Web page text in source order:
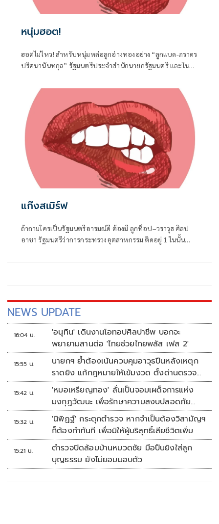
หนุ่มฮอต!
ฮอตไม่ไหว! สำหรับหนุ่มหล่อลูกอ่างทองอย่าง “ลูกแบด-ภราดร
ปริศนานันทกุล” รัฐมนตรีประจำสำนักนายกรัฐมนตรี และใน
รอบวันคล้ายวันเกิด 77 ปี ของนายประภัตร โพธสุธน
สส.สุพรรณบุรี จากค่ายเดียวกันที่จังหวัดสุพรรณบุรี เมื่อวันที่ 1
สิงหาคมที่ผ่านมา
แก๊งสเมิร์ฟ
ถ้าถามใครเป็นรัฐมนตรีอารมณ์ดี ต้องมี ลูกท็อป–วราวุธ ศิลป
อาชา รัฐมนตรีว่าการกระทรวงอุตสาหกรรม ติดอยู่ 1 ในนั้น
NEWS UPDATE
16:04 น.
'อนุทิน' เดินงานโอทอปศิลปาชีพ บอกจะ
พยายามสานต่อ 'ไทยช่วยไทยพลัส เฟส 2'
15:55 น.
นายกฯ ย้ำต้องเน้นควบคุมอาวุธปืนหลังเหตุก
ราดยิง แก้กฎหมายให้เข้มงวด ตั้งด่านตรวจ
เพิ่ม
15:42 น.
'หมอเหรียญทอง' ลั่นเป็นจอมเผด็จการแห่ง
มงกุฎวัฒนะ เพื่อรักษาความสงบปลอดภัย
ภายในรพ.
15:32 น.
'นิพิฏฐ์' กระตุกตำรวจ หากจำเป็นต้องวิสามัญฯ
ก็ต้องทำทันที เพื่อมิให้ผู้บริสุทธิ์เสียชีวิตเพิ่ม
15:21 น.
ตำรวจปิดล้อมบ้านหมวดชัย มือปืนยิงใส่ลูก
บุญธรรม ยังไม่ยอมมอบตัว